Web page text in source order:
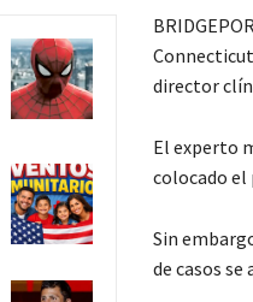
director
El experto
colocado el
Sin
de casos